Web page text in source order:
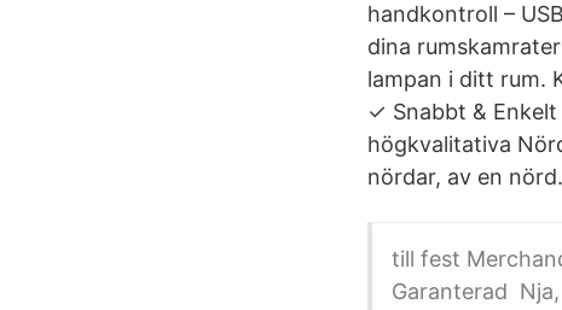
handkontroll –
dina
lampan i ditt rum.
✓ Snabbt &
högkvalitativa
nördar, av en nörd.
till fest
Garanterad